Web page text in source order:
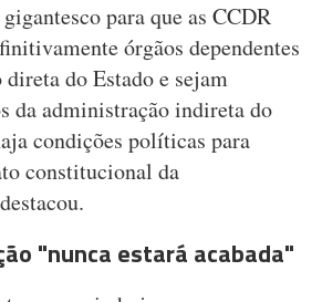
para que as CCDR
órgãos dependentes
do Estado e sejam
da administração indireta do
condições políticas para
constitucional da
"nunca estará acabada"